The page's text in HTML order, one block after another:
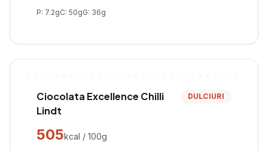
P: 7.2gC: 50gG: 36g
Ciocolata Excellence Chilli
Lindt
DULCIURI
505kcal / 100g